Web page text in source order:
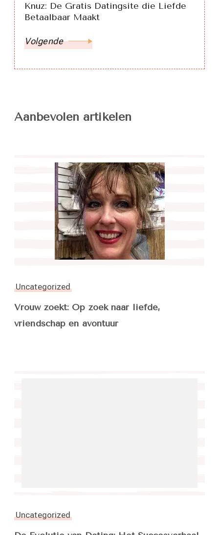
Knuz: De Gratis Datingsite die Liefde
Betaalbaar Maakt
Volgende
Aanbevolen artikelen
Uncategorized
Vrouw zoekt: Op zoek naar liefde,
vriendschap en avontuur
Uncategorized